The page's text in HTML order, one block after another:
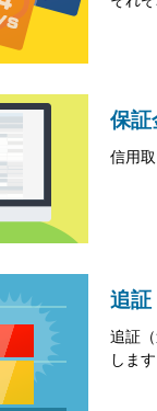
保証
信用
追証
追証
しま